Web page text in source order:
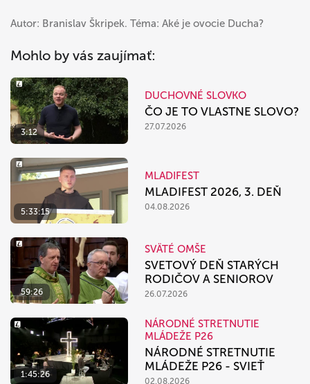
Autor: Branislav Škripek. Téma: Aké je ovocie Ducha?
Mohlo by vás zaujímať:
3:12
DUCHOVNÉ SLOVKO
ČO JE TO VLASTNE SLOVO?
27.07.2026
5:33:15
MLADIFEST
MLADIFEST 2026, 3. DEŇ
04.08.2026
59:26
SVÄTÉ OMŠE
SVETOVÝ DEŇ STARÝCH
RODIČOV A SENIOROV
26.07.2026
1:45:26
NÁRODNÉ STRETNUTIE
MLÁDEŽE P26
NÁRODNÉ STRETNUTIE
MLÁDEŽE P26 - SVIEŤ
02.08.2026